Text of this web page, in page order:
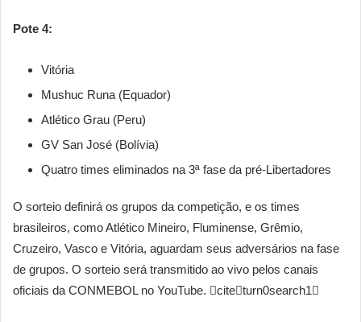
Pote 4:
Vitória
Mushuc Runa (Equador)
Atlético Grau (Peru)
GV San José (Bolívia)
Quatro times eliminados na 3ª fase da pré-Libertadores
O sorteio definirá os grupos da competição, e os times
brasileiros, como Atlético Mineiro, Fluminense, Grêmio,
Cruzeiro, Vasco e Vitória, aguardam seus adversários na fase
de grupos. O sorteio será transmitido ao vivo pelos canais
oficiais da CONMEBOL no YouTube. citeturn0search1